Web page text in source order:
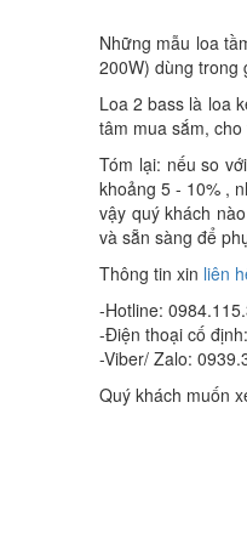
Những mẫu loa
200W) dùng trong
Loa 2 bass là loa
tâm mua sắm, cho
Tóm lại: nếu so
khoảng 5 - 10% ,
vậy quý khách
và sẵn sàng để
Thông tin xin liên
-Hotline:
-Điện thoại cố
-Viber/ Zalo:
Quý khách muốn